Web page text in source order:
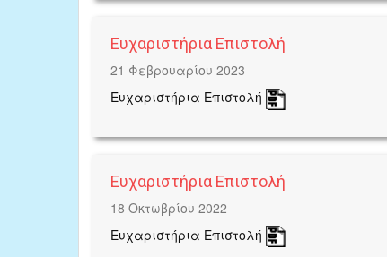
Ευχαριστήρια Επιστολή
21 Φεβρουαρίου 2023
Ευχαριστήρια Επιστολή
Ευχαριστήρια Επιστολή
18 Οκτωβρίου 2022
Ευχαριστήρια Επιστολή